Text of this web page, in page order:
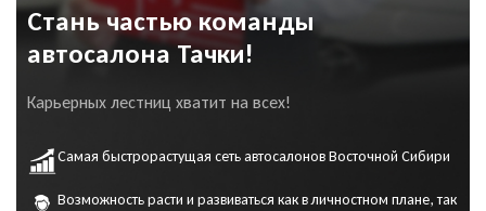
Стань частью команды
автосалона Тачки!
Карьерных лестниц хватит на всех!
Самая быстрорастущая сеть автосалонов Восточной Сибири
Возможность расти и развиваться как в личностном плане, так